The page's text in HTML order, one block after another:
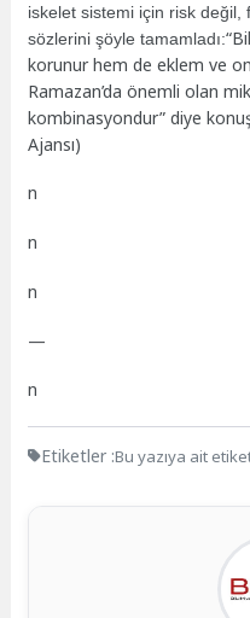
iskelet sistemi için risk değil,
sözlerini şöyle tamamladı:
korunur hem de eklem ve
Ramazan’da önemli olan
kombinasyondur” diye
Ajansı)
n
n
n
—
n
Etiketler :Bu yazıya ait